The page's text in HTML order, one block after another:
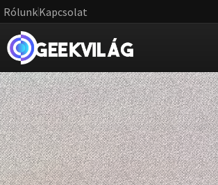
RólunkKapcsolat